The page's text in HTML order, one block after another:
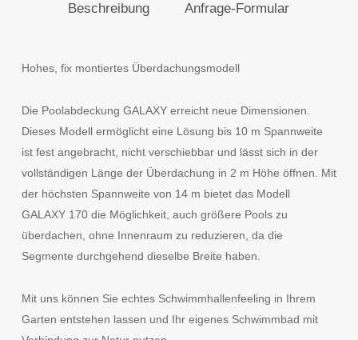
Beschreibung Anfrage-Formular
Hohes, fix montiertes Überdachungsmodell
Die Poolabdeckung GALAXY erreicht neue Dimensionen.
Dieses Modell ermöglicht eine Lösung bis 10 m Spannweite
ist fest angebracht, nicht verschiebbar und lässt sich in der
vollständigen Länge der Überdachung in 2 m Höhe öffnen. Mit
der höchsten Spannweite von 14 m bietet das Modell
GALAXY 170 die Möglichkeit, auch größere Pools zu
überdachen, ohne Innenraum zu reduzieren, da die
Segmente durchgehend dieselbe Breite haben.
Mit uns können Sie echtes Schwimmhallenfeeling in Ihrem
Garten entstehen lassen und Ihr eigenes Schwimmbad mit